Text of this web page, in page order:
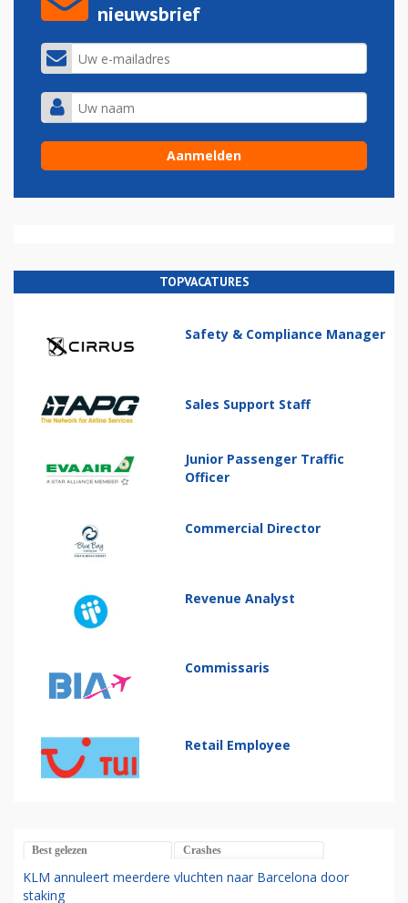
nieuwsbrief
TOPVACATURES
Safety & Compliance Manager
Sales Support Staff
Junior Passenger Traffic
Officer
Commercial Director
Revenue Analyst
Commissaris
Retail Employee
Best gelezen Crashes
KLM annuleert meerdere vluchten naar Barcelona door
staking